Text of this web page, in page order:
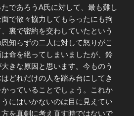
であろうA氏に対して、最も難し
で散々協力してもらったにも拘
裏で密約を交わしていたという
知らずの二人に対して怒りがこ
命を絶ってしまいましたが、鈴
きな原因と思います。今ものう
どれだけの人を踏み台にしてき
っていることでしょう。これか
にはいかないのは目に見えてい
を真剣に考え直す時ではないで